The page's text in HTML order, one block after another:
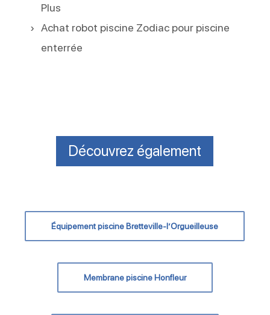
Plus
Achat robot piscine Zodiac pour piscine
enterrée
Découvrez également
Équipement piscine Bretteville-l’Orgueilleuse
Membrane piscine Honfleur